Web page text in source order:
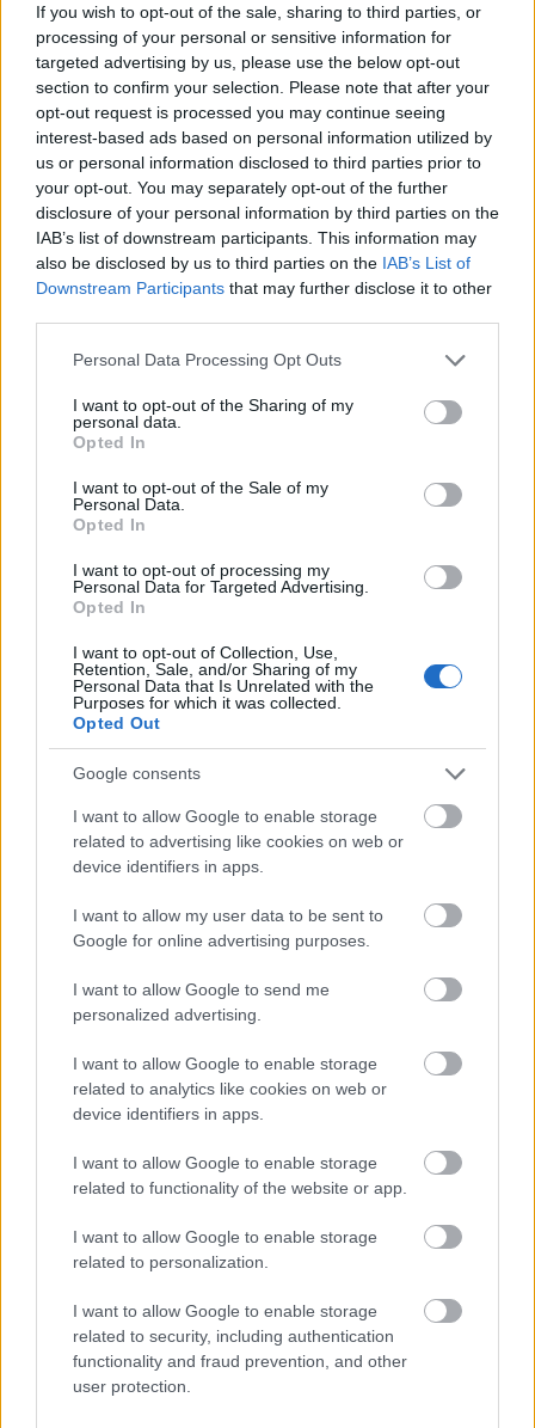
If you wish to opt-out of the sale, sharing to third parties, or
processing of your personal or sensitive information for
targeted advertising by us, please use the below opt-out
section to confirm your selection. Please note that after your
opt-out request is processed you may continue seeing
interest-based ads based on personal information utilized by
us or personal information disclosed to third parties prior to
your opt-out. You may separately opt-out of the further
disclosure of your personal information by third parties on the
IAB’s list of downstream participants. This information may
also be disclosed by us to third parties on the IAB’s List of
Downstream Participants that may further disclose it to other
Please note that this website/app uses one or more Google
not limited to your visit or usage behaviour. You may click to
grant or deny consent to Google and its third-party tags to
use your data for below specified purposes in below Google
consent section.
Personal Data Processing Opt Outs
I want to opt-out of the Sharing of my
personal data.
Opted In
I want to opt-out of the Sale of my
Personal Data.
Opted In
I want to opt-out of processing my
Personal Data for Targeted Advertising.
Opted In
I want to opt-out of Collection, Use,
Retention, Sale, and/or Sharing of my
Personal Data that Is Unrelated with the
Purposes for which it was collected.
Opted Out
Google consents
I want to allow Google to enable storage
related to advertising like cookies on web or
device identifiers in apps.
I want to allow my user data to be sent to
Google for online advertising purposes.
I want to allow Google to send me
personalized advertising.
I want to allow Google to enable storage
related to analytics like cookies on web or
device identifiers in apps.
I want to allow Google to enable storage
related to functionality of the website or app.
I want to allow Google to enable storage
related to personalization.
I want to allow Google to enable storage
related to security, including authentication
functionality and fraud prevention, and other
user protection.
közvetlen a Tisza-partra. Felbontottuk a Bikavéremet
és hallgattuk a zenekart. A sok vidám ember az
előtérbe mulatozott és tömte pénzével a bandát.
Egészen szép volt a naplemente, gyönyörűen
tükröződött vissza a Tiszáról. Már a bárgyú tömeg
se zavart annyira túlparton. Innen az is szépen
mutatott. Aztán ahogy telt-múlt az idő, újabb borok
és újabb ismerősök kerültek elő. A zenekar egyre
nagyobb beleéléssel húzta. Freestylereket
megszégyenítő improvizációkat ordítottak bele a
mikrofonba, melynek membránjához egy-két részeg
elhalkultak (rágyújtottak), tárogatószóra lettünk
figyelmesek. A Tiszának játszott egy idősebb ember
hallgatták, néha bele-beleénekeltek. Nagyon szép
volt. Aztán újra rákezdett a banda. Az emberek
Leptünk is tőlük bort a kis féldecis pohárkánkba.
Szép lassan leszállt az éj. A harmadik töltés után a
hölgy elment. És visszatért két teli üveggel. Az egyik
egy rosé volt. Nagyon finom volt, de nem volt benne
semmi különleges. De a másik. Olyat nem ittam
előtte. Azóta se. Nem volt rajta címke, így nem
tudom, hogy hívják azt a nagyon gazdag ízű,
karamellás, testes, száraz vörös nedűt. A banda újra
elővette a már elpakolt hangszereket. És húzták,
most már beljebb a Tisza-parttól. Az emberek meg
csak táncoltak és időnként meghúzták a hatalmas
butykost, hogy újult erőre kapjanak. Nagyon jó volt
Vagy, ha tudnák, akkor se tudnák értékelni. Tisztelet
a kivételnek.
Ajánlott bejegyzések:
Orsós magnó múzeum, Terény